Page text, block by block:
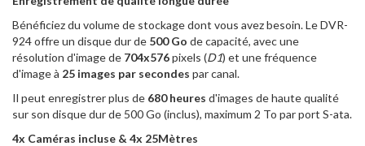
Bénéficiez du volume de stockage dont vous avez besoin. Le DVR-
924 offre un disque dur de 500 Go de capacité, avec une
résolution d'image de 704x576pixels (D1) et une fréquence
d'image à 25 images par secondes par canal.
Il peut enregistrer plus de 680 heures d'images de haute qualité
sur son disque dur de 500 Go (inclus), maximum 2 To par port S-ata.
4x Caméras incluse & 4x 25Mètres